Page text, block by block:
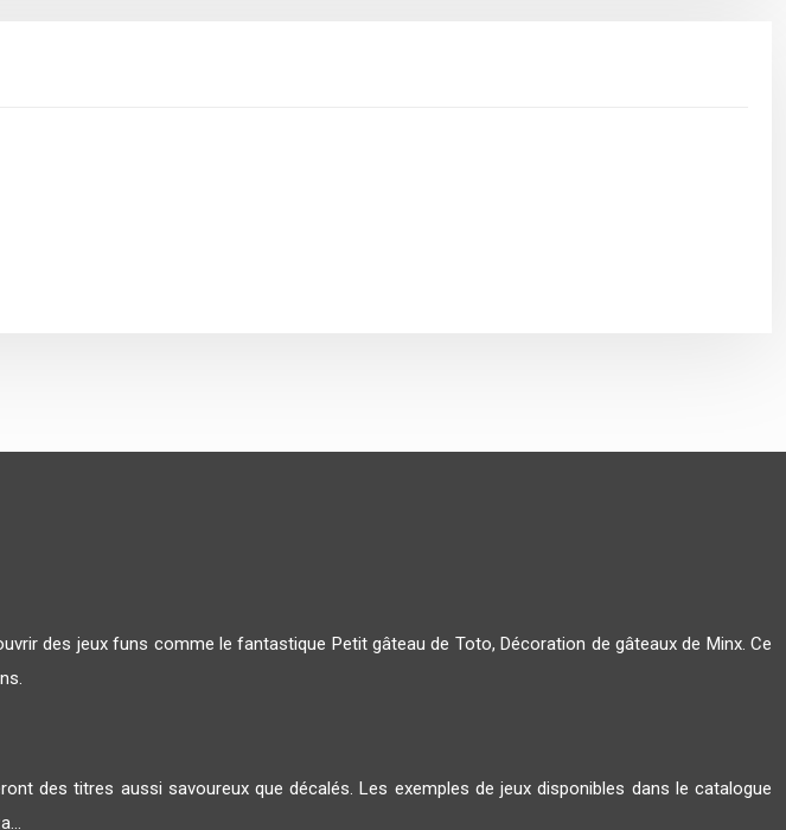
des jeux funs comme le fantastique Petit gâteau de Toto, Décoration de gâteaux de Minx. Ce
des titres aussi savoureux que décalés. Les exemples de jeux disponibles dans le catalogue